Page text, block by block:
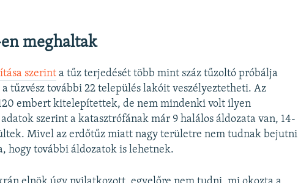
meghaltak
szerint a tűz terjedését több mint száz tűzoltó próbálja
tűzvész további 22 település lakóit veszélyeztetheti. Az
embert kitelepítettek, de nem mindenki volt ilyen
szerint a katasztrófának már 9 halálos áldozata van, 14-
Mivel az erdőtűz miatt nagy területre nem tudnak bejutni
hogy további áldozatok is lehetnek.